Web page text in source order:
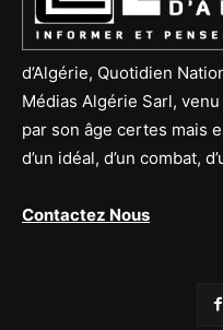
d’Algérie, Quotidien
Médias Algérie Sarl,
par son âge certes mais
d’un idéal, d’un combat,
Contactez Nous